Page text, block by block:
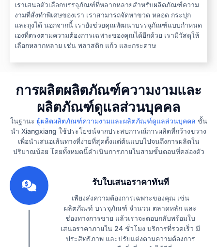
เราเสนอตัวเลือกบรรจุภัณฑ์ที่หลากหลายสำหรับผลิตภัณฑ์ความ
งามที่สั่งทำพิเศษของเรา เราสามารถจัดหาขวด หลอด กระปุก
และถุงได้ นอกจากนี้ เรายังช่วยคุณพัฒนาบรรจุภัณฑ์แบบกำหนด
เองที่ตรงตามความต้องการเฉพาะของคุณได้อีกด้วย เรามีวัสดุให้
เลือกหลากหลาย เช่น พลาสติก แก้ว และกระดาษ
การผลิตผลิตภัณฑ์ความงามและ
ผลิตภัณฑ์ดูแลส่วนบุคคล
ในฐานะ ผู้ผลิตผลิตภัณฑ์ความงามและผลิตภัณฑ์ดูแลส่วนบุคคล ชั้น
นำ Xiangxiang ใช้ประโยชน์จากประสบการณ์การผลิตที่กว้างขวาง
เพื่อนำเสนอเส้นทางที่ง่ายที่สุดตั้งแต่ต้นแบบไปจนถึงการผลิตใน
ปริมาณน้อย โดยทั้งหมดนี้ดำเนินการภายในสามขั้นตอนที่คล่องตัว
รับใบเสนอราคาทันที
เพียงส่งความต้องการเฉพาะของคุณ เช่น
ผลิตภัณฑ์ บรรจุภัณฑ์ จำนวน ตลาดหลัก และ
ช่องทางการขาย แล้วเราจะตอบกลับพร้อมใบ
เสนอราคาภายใน 24 ชั่วโมง บริการที่รวดเร็ว มี
ประสิทธิภาพ และปรับแต่งตามความต้องการ